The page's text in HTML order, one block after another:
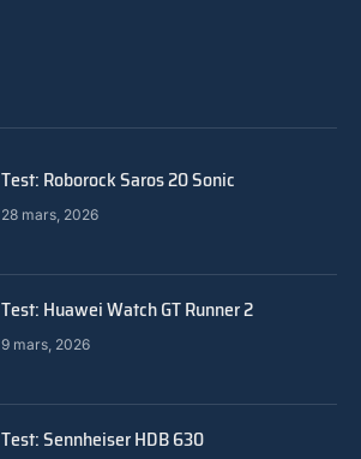
Test: Roborock Saros 20 Sonic
28 mars, 2026
Test: Huawei Watch GT Runner 2
9 mars, 2026
Test: Sennheiser HDB 630